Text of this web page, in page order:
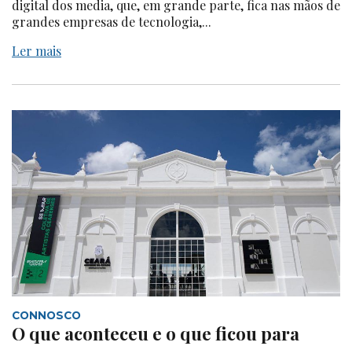
digital dos media, que, em grande parte, fica nas mãos de
grandes empresas de tecnologia,...
Ler mais
CONNOSCO
O que aconteceu e o que ficou para